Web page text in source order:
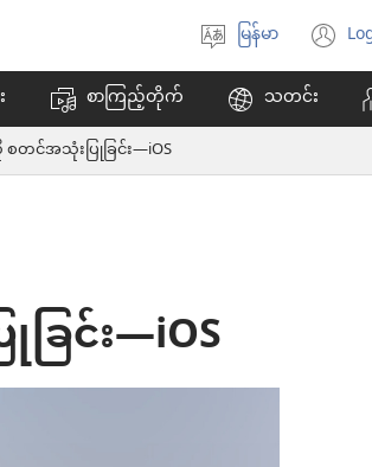
ဘာသာစကား
ရွေးချယ်
ပါ
မြန်မာ
ဖွ
နေ
စာကြည့်တိုက် သတင်း
တင်အသုံးပြုခြင်း—iOS
င်း—iOS